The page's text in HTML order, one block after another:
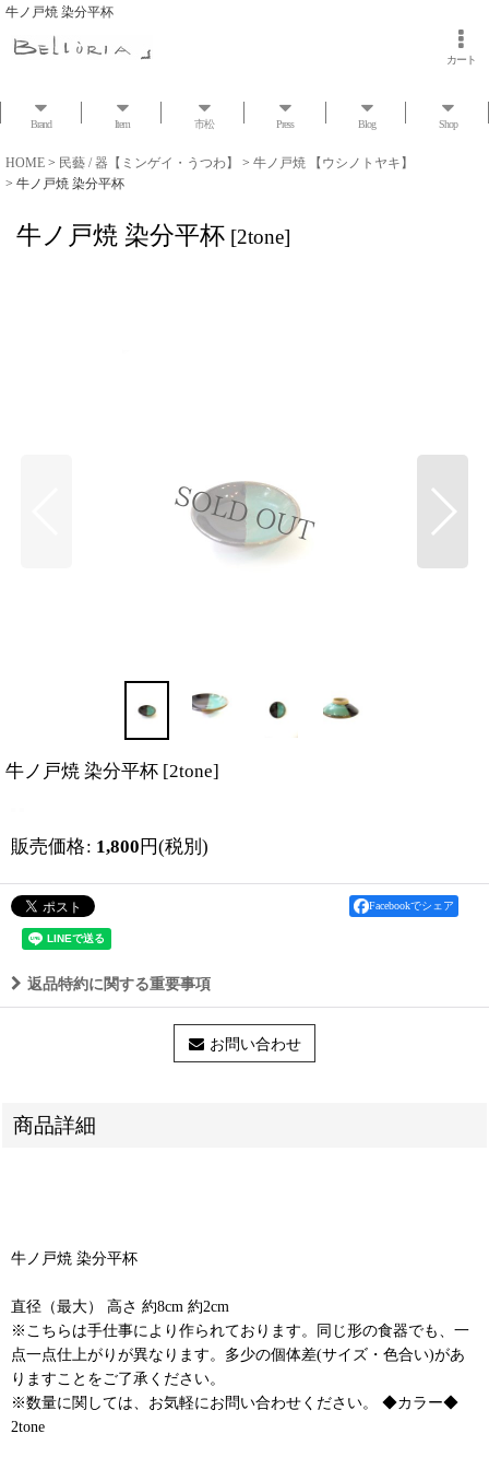
牛ノ戸焼 染分平杯
カート
Brand Item 市松 Press Blog Shop
HOME > 民藝 / 器【ミンゲイ・うつわ】 > 牛ノ戸焼 【ウシノトヤキ】
> 牛ノ戸焼 染分平杯
牛ノ戸焼 染分平杯 [2tone]
牛ノ戸焼 染分平杯 [2tone]
販売価格: 1,800 円(税別)
Facebookでシェア
返品特約に関する重要事項
お問い合わせ
商品詳細
牛ノ戸焼 染分平杯
直径（最大） 高さ 約8cm 約2cm
※こちらは手仕事により作られております。同じ形の食器でも、一
点一点仕上がりが異なります。多少の個体差(サイズ・色合い)があ
りますことをご了承ください。
※数量に関しては、お気軽にお問い合わせください。 ◆カラー◆
2tone